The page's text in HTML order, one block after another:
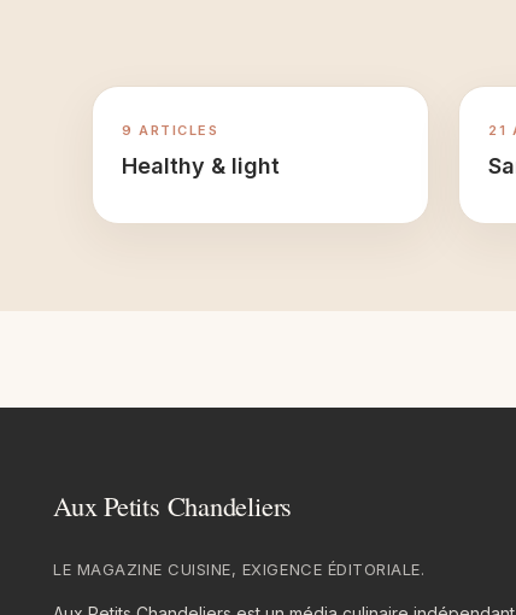
9 ARTICLES
Healthy & light
21
LE MAGAZINE CUISINE, EXIGENCE ÉDITORIALE.